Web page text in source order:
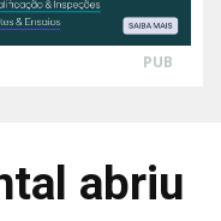
PUB
abriu